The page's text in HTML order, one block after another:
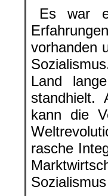
Es war
vorhanden
Land
standhielt.
kann die
rasche